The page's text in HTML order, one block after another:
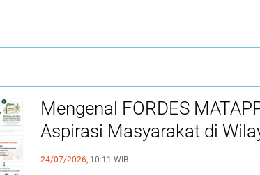
Mengenal FORDES
Aspirasi Masyarakat di
Tambang Luwu
24/07/2026, 10:11 WIB